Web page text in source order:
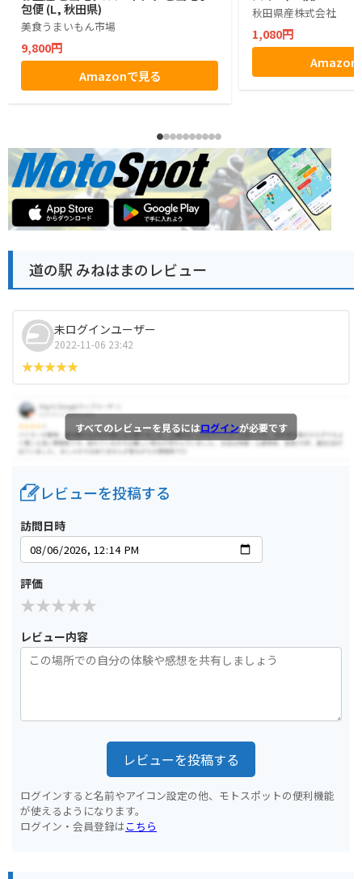
包便 (L, 秋田県)
美食うまいもん市場
9,800円
Amazonで見る
秋田県産株式会社
1,080円
Amazon
道の駅 みねはまのレビュー
未ログインユーザー
2022-11-06 23:42
すべてのレビューを見るにはログインが必要です
レビューを投稿する
訪問日時
評価
レビュー内容
レビューを投稿する
ログインすると名前やアイコン設定の他、モトスポットの便利機能
が使えるようになります。
ログイン・会員登録はこちら